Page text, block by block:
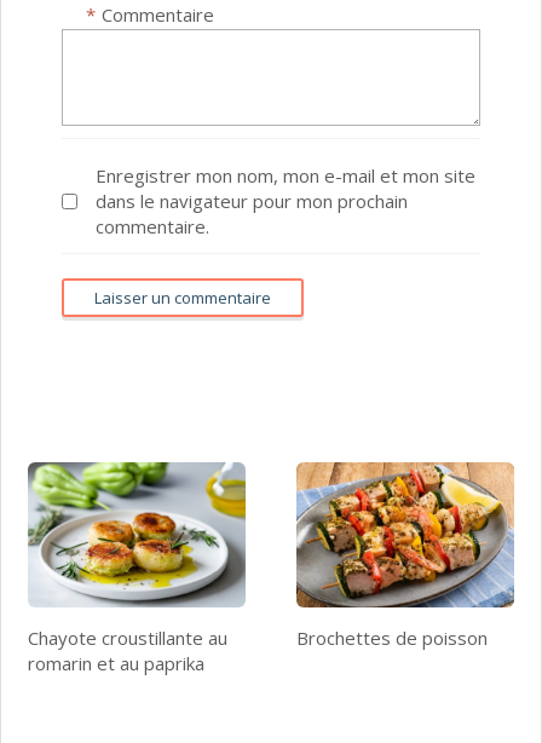
Commentaire
*
Enregistrer mon nom, mon e-mail et mon site
dans le navigateur pour mon prochain
commentaire.
Chayote croustillante au
romarin et au paprika
Brochettes de poisson